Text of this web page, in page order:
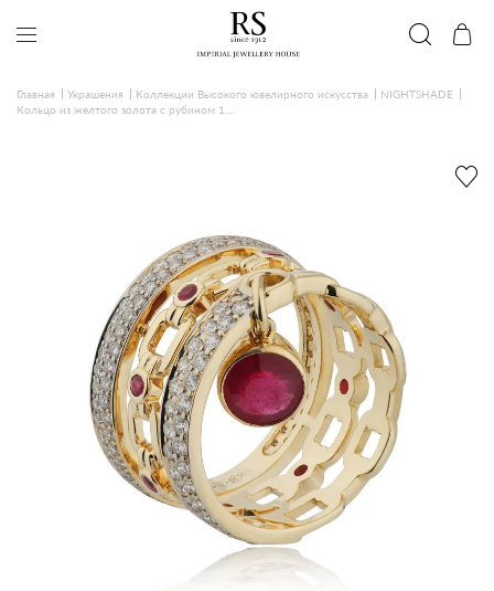
Главная Украшения Коллекции Высокого ювелирного искусства
NIGHTSHADE
Кольцо из желтого золота с рубином 1....